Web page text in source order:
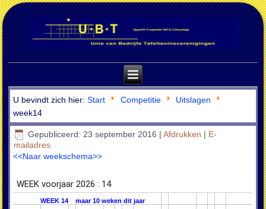
U bevindt zich hier:Start Competitie
Uitslagen
week14
Gepubliceerd: 23 september 2016 |Afdrukken | E-
mailadres
<<Naar weekschema>>